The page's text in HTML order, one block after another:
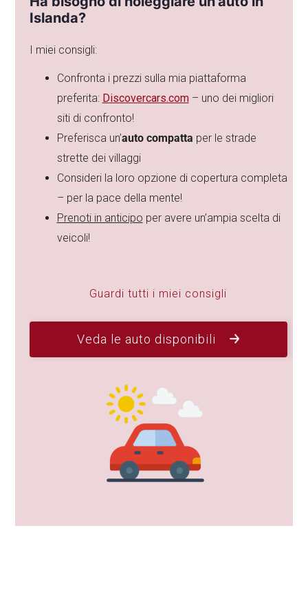
Islanda?
I miei consigli:
Confronta i prezzi sulla mia piattaforma
preferita: Discovercars.com – uno dei migliori
siti di confronto!
Preferisca un’auto compatta per le strade
strette dei villaggi
Consideri la loro opzione di copertura completa
– per la pace della mente!
Prenoti in anticipo per avere un’ampia scelta di
veicoli!
Guardi tutti i miei consigli
Veda le auto disponibili